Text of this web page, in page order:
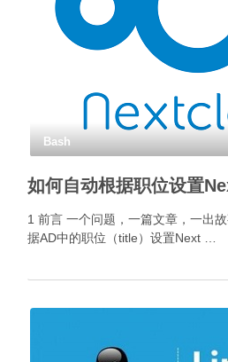
Bash
1 前言 一个问题，一篇文章，一出
据AD中的职位（title）设置Next …